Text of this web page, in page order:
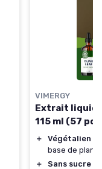
VIMERGY
Extrait
115 ml (57
＋ Végétalien
base de
＋
Sans sucre